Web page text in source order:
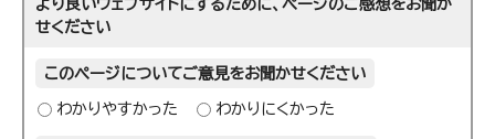
より良いウェブサイトにするために、ページのご感想をお聞か
せください
このページについてご意見をお聞かせください
わかりやすかった わかりにくかった